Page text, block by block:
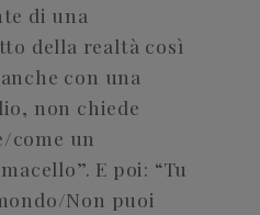
di una
della realtà così
con una
non chiede
come un
E poi: “Tu
Non puoi